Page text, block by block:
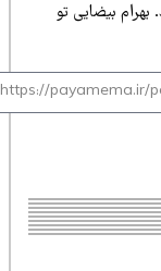
بیضایی تو